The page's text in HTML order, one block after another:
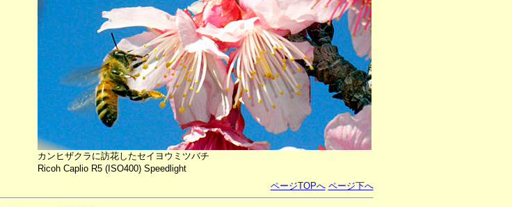
カンヒザクラに訪花したセイヨウミツバチ
Ricoh Caplio R5 (ISO400) Speedlight
ページTOPへ ページ下へ